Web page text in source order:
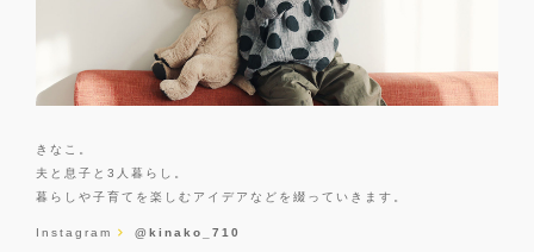
きなこ。
夫と息子と3人暮らし。
暮らしや子育てを楽しむアイデアなどを綴っていきます。
Instagram @kinako_710